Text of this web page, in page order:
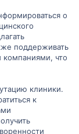
о
поддерживать
компаниями, что
клиники.
к